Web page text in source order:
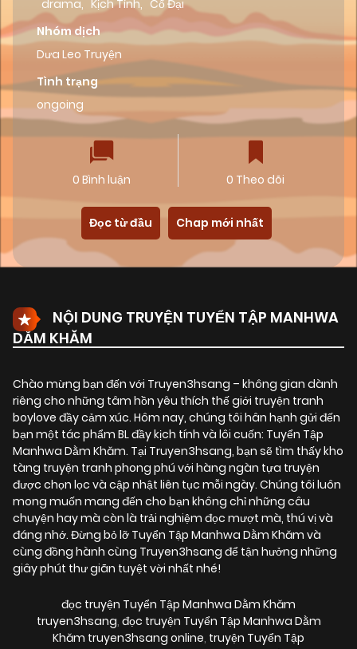
drama, Kịch Tính, Cổ Đại
Nhóm dịch
Dưa Leo Truyện
Tình trạng
ongoing
0 Bình luận 0 Theo dõi
Đọc từ đầu Chap mới nhất
NỘI DUNG TRUYỆN TUYỂN TẬP MANHWA
DẰM KHĂM
Chào mừng bạn đến với Truyen3hsang – không gian dành
riêng cho những tâm hồn yêu thích thế giới truyện tranh
boylove đầy cảm xúc. Hôm nay, chúng tôi hân hạnh gửi đến
bạn một tác phẩm BL đầy kịch tính và lôi cuốn: Tuyển Tập
Manhwa Dằm Khăm. Tại Truyen3hsang, bạn sẽ tìm thấy kho
tàng truyện tranh phong phú với hàng ngàn tựa truyện
được chọn lọc và cập nhật liên tục mỗi ngày. Chúng tôi luôn
mong muốn mang đến cho bạn không chỉ những câu
chuyện hay mà còn là trải nghiệm đọc mượt mà, thú vị và
đáng nhớ. Đừng bỏ lỡ Tuyển Tập Manhwa Dằm Khăm và
cùng đồng hành cùng Truyen3hsang để tận hưởng những
giây phút thư giãn tuyệt vời nhất nhé!
đọc truyện Tuyển Tập Manhwa Dằm Khăm
truyen3hsang, đọc truyện Tuyển Tập Manhwa Dằm
Khăm truyen3hsang online, truyện Tuyển Tập